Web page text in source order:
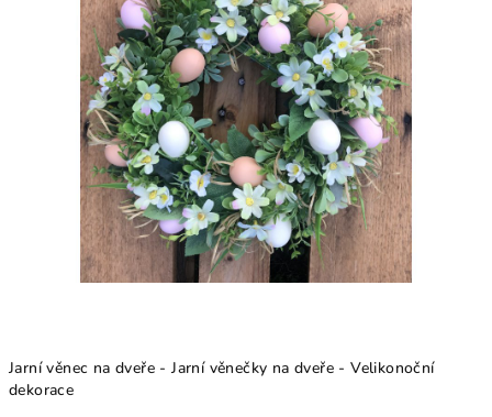
Jarní věnec na dveře - Jarní věnečky na dveře - Velikonoční
dekorace